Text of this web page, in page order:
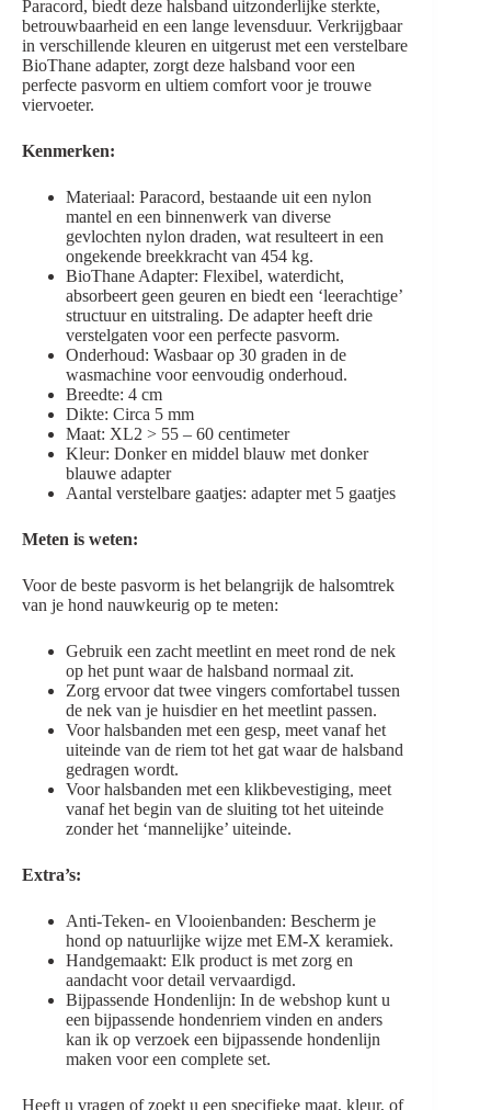
Paracord, biedt deze halsband uitzonderlijke sterkte,
betrouwbaarheid en een lange levensduur. Verkrijgbaar
in verschillende kleuren en uitgerust met een verstelbare
BioThane adapter, zorgt deze halsband voor een
perfecte pasvorm en ultiem comfort voor je trouwe
viervoeter.
Kenmerken:
Materiaal: Paracord, bestaande uit een nylon
mantel en een binnenwerk van diverse
gevlochten nylon draden, wat resulteert in een
ongekende breekkracht van 454 kg.
BioThane Adapter: Flexibel, waterdicht,
absorbeert geen geuren en biedt een ‘leerachtige’
structuur en uitstraling. De adapter heeft drie
verstelgaten voor een perfecte pasvorm.
Onderhoud: Wasbaar op 30 graden in de
wasmachine voor eenvoudig onderhoud.
Breedte: 4 cm
Dikte: Circa 5 mm
Maat: XL2 > 55 – 60 centimeter
Kleur: Donker en middel blauw met donker
blauwe adapter
Aantal verstelbare gaatjes: adapter met 5 gaatjes
Meten is weten:
Voor de beste pasvorm is het belangrijk de halsomtrek
van je hond nauwkeurig op te meten:
Gebruik een zacht meetlint en meet rond de nek
op het punt waar de halsband normaal zit.
Zorg ervoor dat twee vingers comfortabel tussen
de nek van je huisdier en het meetlint passen.
Voor halsbanden met een gesp, meet vanaf het
uiteinde van de riem tot het gat waar de halsband
gedragen wordt.
Voor halsbanden met een klikbevestiging, meet
vanaf het begin van de sluiting tot het uiteinde
zonder het ‘mannelijke’ uiteinde.
Extra’s:
Anti-Teken- en Vlooienbanden: Bescherm je
hond op natuurlijke wijze met EM-X keramiek.
Handgemaakt: Elk product is met zorg en
aandacht voor detail vervaardigd.
Bijpassende Hondenlijn: In de webshop kunt u
een bijpassende hondenriem vinden en anders
kan ik op verzoek een bijpassende hondenlijn
maken voor een complete set.
Heeft u vragen of zoekt u een specifieke maat, kleur, of